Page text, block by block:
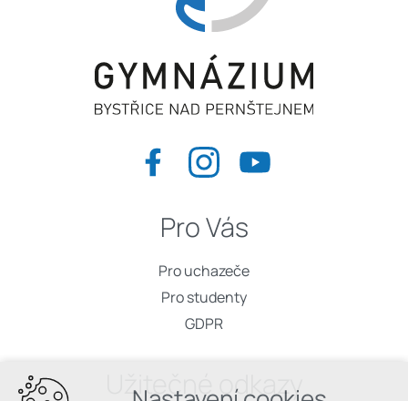
Pro Vás
Pro uchazeče
Pro studenty
GDPR
Užitečné odkazy